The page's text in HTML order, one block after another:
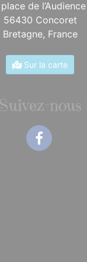
place de l’Audience
56430 Concoret
Bretagne, France
Sur la carte
Suivez-nous